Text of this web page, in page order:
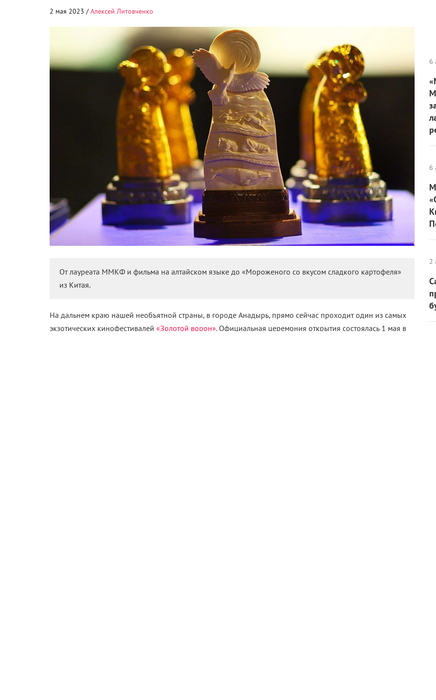
2 мая 2023 /Алексей Литовченко
От лауреата ММКФ и фильма на алтайском языке до «Мороженого со вкусом сладкого картофеля»
из Китая.
На дальнем краю нашей необъятной страны, в городе Анадырь, прямо сейчас проходит один из самых
экзотических кинофестивалей «Золотой ворон». Официальная церемония открытия состоялась 1 мая в
6
6
2